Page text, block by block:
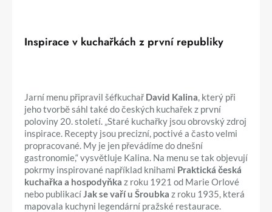
Inspirace v kuchařkách z první republiky
Jarní menu připravil šéfkuchař David Kalina, který při
jeho tvorbě sáhl také do českých kuchařek z první
poloviny 20. století. „Staré kuchařky jsou obrovský zdroj
inspirace. Recepty jsou precizní, poctivé a často velmi
propracované. My je jen převádíme do dnešní
gastronomie,“ vysvětluje Kalina. Na menu se tak objevují
pokrmy inspirované například knihami Praktická česká
kuchařka a hospodyňka z roku 1921 od Marie Orlové
nebo publikacíJak se vaří u Šroubka z roku 1935, která
mapovala kuchyni legendární pražské restaurace.